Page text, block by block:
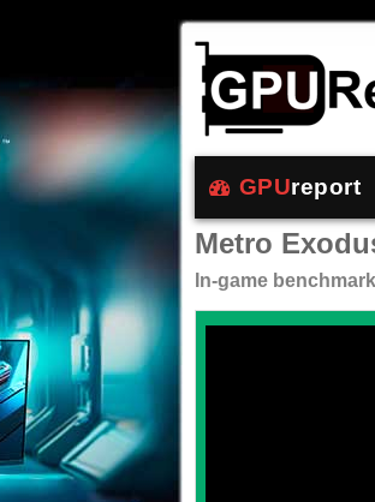
GPUreport
Metro
In-game benchmark